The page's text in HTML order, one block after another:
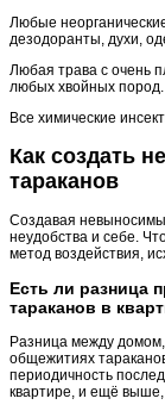
Любые
дезодоранты, духи,
Любая трава с очень
любых хвойных пород.
Все химические
Как создать
тараканов
Создавая
неудобства и себе.
метод воздействия,
Есть ли разница
тараканов в
Разница между
общежитиях
периодичность
квартире, и ещё